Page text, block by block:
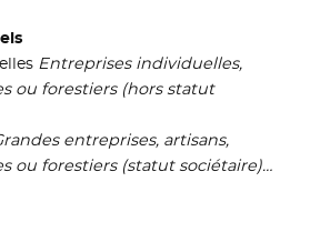
Entreprises individuelles,
ou forestiers (hors statut
entreprises, artisans,
ou forestiers (statut sociétaire)…